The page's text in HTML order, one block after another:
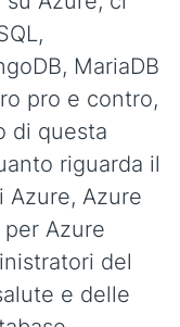
MariaDB
pro e contro,
di questa
riguarda il
Azure, Azure
Azure
del
e delle